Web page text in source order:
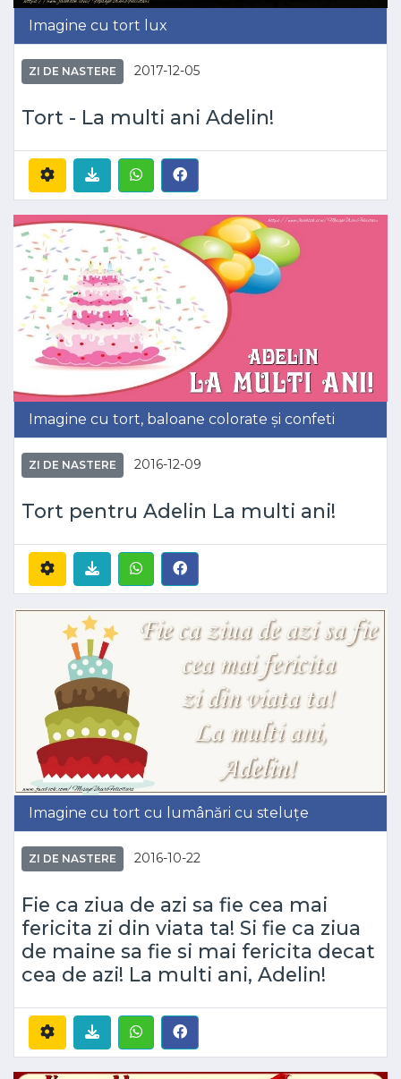
Imagine cu tort lux
ZI DE NASTERE 2017-12-05
Tort - La multi ani Adelin!
Imagine cu tort, baloane colorate și confeti
ZI DE NASTERE 2016-12-09
Tort pentru Adelin La multi ani!
Imagine cu tort cu lumânări cu steluțe
ZI DE NASTERE 2016-10-22
Fie ca ziua de azi sa fie cea mai
fericita zi din viata ta! Si fie ca ziua
de maine sa fie si mai fericita decat
cea de azi! La multi ani, Adelin!